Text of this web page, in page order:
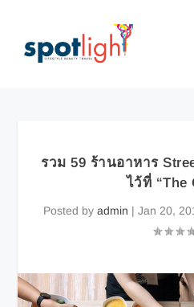
รวม 59 ร้านอาหาร
ไว้ที่ “The
Posted by admin | Jan 20,